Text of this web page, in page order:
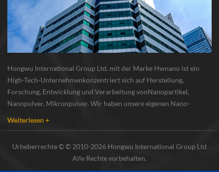
Hongwu International Group Ltd. mit der Marke Hwnano ist ein
High-Tech-Unternehmenkonzentriert sich auf Herstellung,
Forschung, Entwicklung und Verarbeitung vonNanopartikel,
Nanopulver, Mikronpulver. Wir haben unsere eigenen Nano-
Weiterlesen +
Urheberrechte © © 2010-2026 Hongwu International Group Ltd
Alle Rechte vorbehalten.